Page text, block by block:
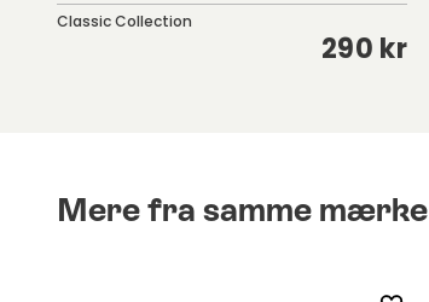
Classic Collection
290 kr
Mere fra samme mærke